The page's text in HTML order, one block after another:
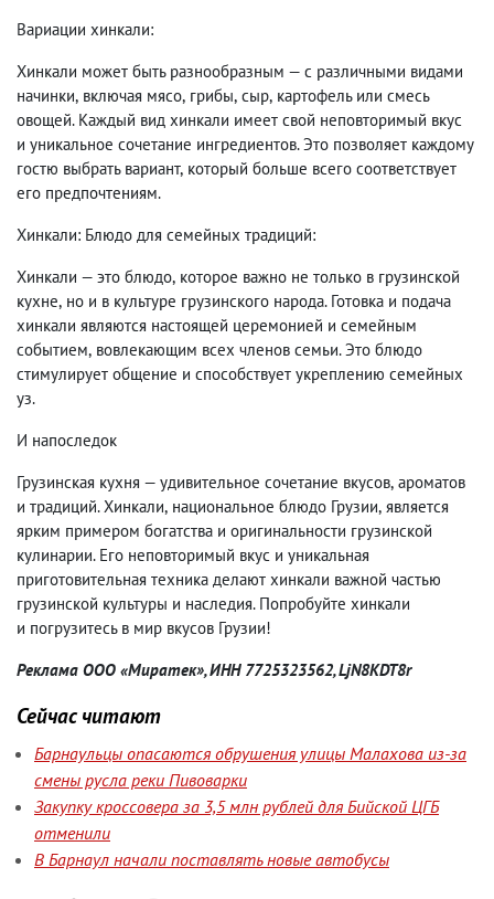
Вариации хинкали:
Хинкали может быть разнообразным — с различными видами
начинки, включая мясо, грибы, сыр, картофель или смесь
овощей. Каждый вид хинкали имеет свой неповторимый вкус
и уникальное сочетание ингредиентов. Это позволяет каждому
гостю выбрать вариант, который больше всего соответствует
его предпочтениям.
Хинкали: Блюдо для семейных традиций:
Хинкали — это блюдо, которое важно не только в грузинской
кухне, но и в культуре грузинского народа. Готовка и подача
хинкали являются настоящей церемонией и семейным
событием, вовлекающим всех членов семьи. Это блюдо
стимулирует общение и способствует укреплению семейных
уз.
И напоследок
Грузинская кухня — удивительное сочетание вкусов, ароматов
и традиций. Хинкали, национальное блюдо Грузии, является
ярким примером богатства и оригинальности грузинской
кулинарии. Его неповторимый вкус и уникальная
приготовительная техника делают хинкали важной частью
грузинской культуры и наследия. Попробуйте хинкали
и погрузитесь в мир вкусов Грузии!
Реклама ООО «Миратек», ИНН 7725323562,LjN8KDT8r
Сейчас читают
Барнаульцы опасаются обрушения улицы Малахова из-за
смены русла реки Пивоварки
Закупку кроссовера за 3,5 млн рублей для Бийской ЦГБ
отменили
В Барнаул начали поставлять новые автобусы